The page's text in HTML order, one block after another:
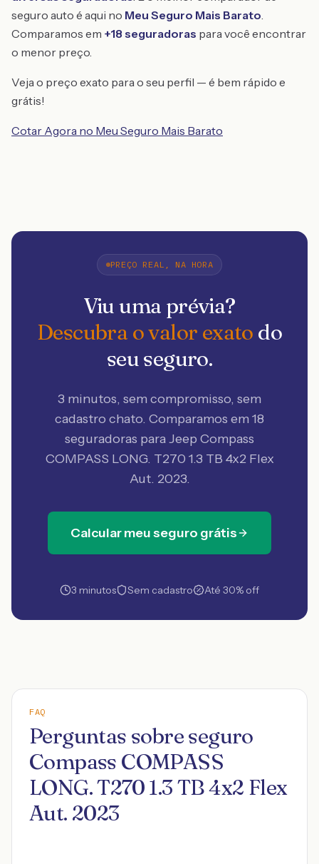
seguro auto é aqui no Meu Seguro Mais Barato.
Comparamos em +18 seguradoras para você encontrar
o menor preço.
Veja o preço exato para o seu perfil — é bem rápido e
grátis!
Cotar Agora no Meu Seguro Mais Barato
PREÇO REAL, NA HORA
Viu uma prévia?
Descubra o valor exato do
seu seguro.
3 minutos, sem compromisso, sem
cadastro chato. Comparamos em 18
seguradoras para Jeep Compass
COMPASS LONG. T270 1.3 TB 4x2 Flex
Aut. 2023.
Calcular meu seguro grátis
3 minutos Sem cadastro Até 30% off
FAQ
Perguntas sobre seguro
Compass COMPASS
LONG. T270 1.3 TB 4x2 Flex
Aut. 2023